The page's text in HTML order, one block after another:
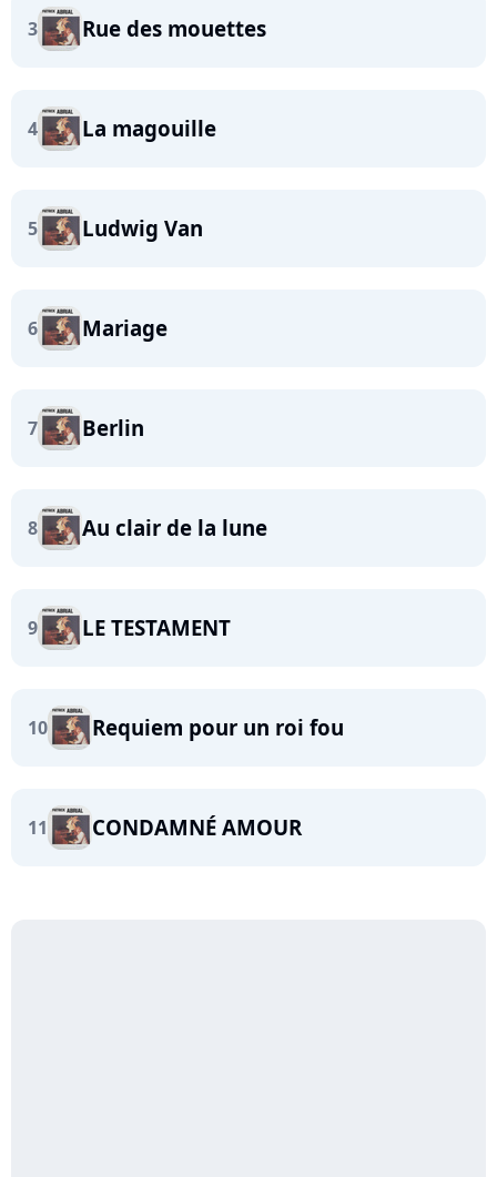
3 Rue des mouettes
4 La magouille
5 Ludwig Van
6 Mariage
7 Berlin
8 Au clair de la lune
9 LE TESTAMENT
10 Requiem pour un roi fou
11 CONDAMNÉ AMOUR